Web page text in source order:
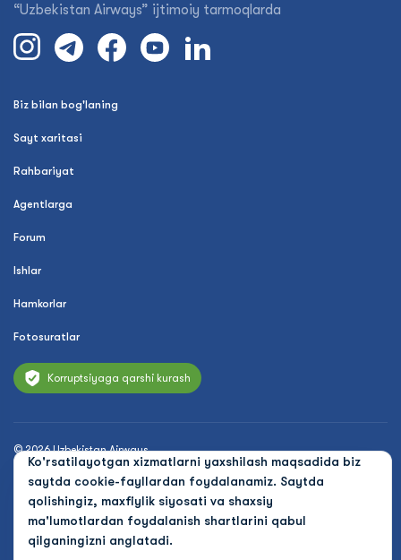
Ko'rsatilayotgan xizmatlarni yaxshilash maqsadida biz
saytda cookie-fayllardan foydalanamiz. Saytda
qolishingiz, maxfiylik siyosati va shaxsiy
ma'lumotlardan foydalanish shartlarini qabul
qilganingizni anglatadi.
“Uzbekistan Airways” ijtimoiy tarmoqlarda
Biz bilan bog'laning
Sayt xaritasi
Rahbariyat
Agentlarga
Forum
Ishlar
Hamkorlar
Fotosuratlar
Korruptsiyaga qarshi kurash
© 2026 Uzbekistan Airways
Maxfiylik siyosati
Ommaviy oferta
Cookies